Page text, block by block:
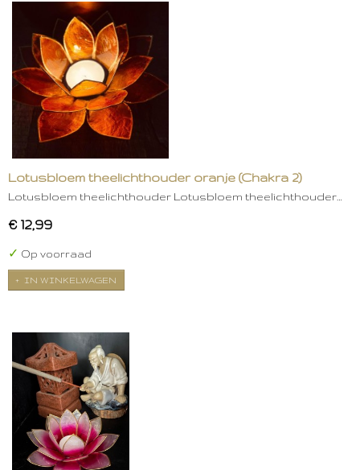
Lotusbloem theelichthouder oranje (Chakra 2)
Lotusbloem theelichthouder Lotusbloem theelichthouder…
€ 12,99
✓ Op voorraad
IN WINKELWAGEN